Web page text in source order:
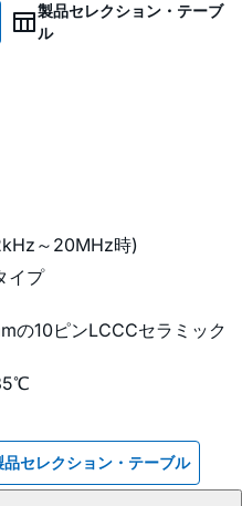
製品セレクション・テーブ
ル
～20MHz時)
イプ
10ピンLCCCセラミック
品セレクション・テーブル